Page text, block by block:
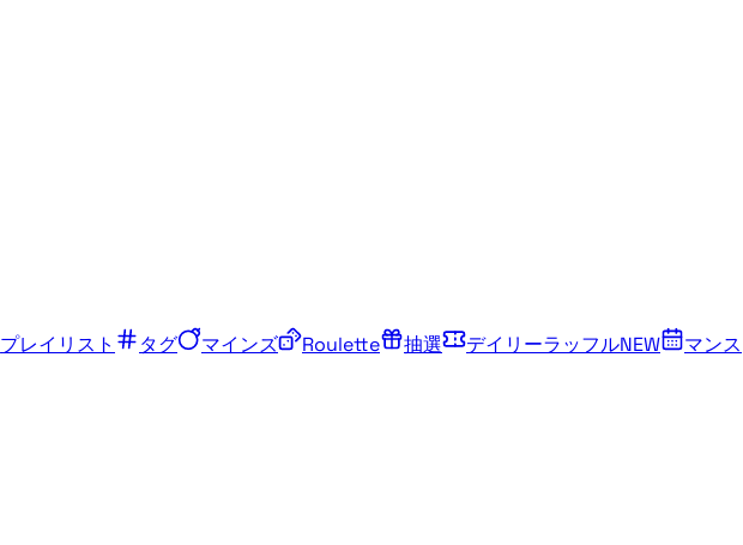
プレイリスト タグ マインズ Roulette 抽選 デイリーラッフルNEW
マンス